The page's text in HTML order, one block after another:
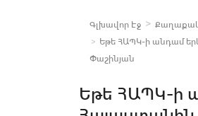
Գլխավոր Էջ
Եթե ՀԱՊԿ-ի անդամ
Փաշինյան
Եթե ՀԱՊԿ-ի